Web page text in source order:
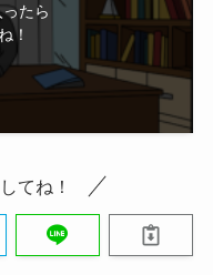
たら
！
てね！